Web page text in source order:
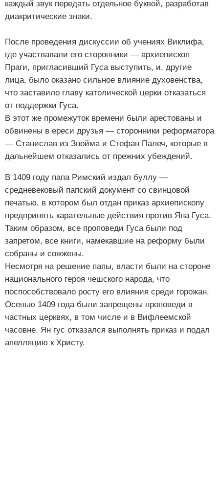
каждый звук передать отдельное буквой, разработав
диакритические знаки.
После проведения дискуссии об учениях Виклифа,
где участвавали его сторонники — архиепископ
Праги, пригласивший Гуса выступить, и, другие
лица, было оказано сильное влияние духовенства,
что заставило главу католической церки отказаться
от поддержки Гуса.
В этот же промежуток времени были арестованы и
обвинены в ереси друзья — сторонники реформатора
— Станислав из Знойма и Стефан Палеч, которые в
дальнейшем отказались от прежних убеждений.
В 1409 году папа Римский издал буллу —
средневековый папский документ со свинцовой
печатью, в котором был отдан приказ архиепископу
предпринять карательные действия против Яна Гуса.
Таким образом, все проповеди Гуса были под
запретом, все книги, намекавшие на реформу были
собраны и сожжены.
Несмотря на решение папы, власти были на стороне
национального героя чешского народа, что
поспособствовало росту его влияния среди горожан.
Осенью 1409 года были запрещены проповеди в
частных церквях, в том числе и в Вифлеемской
часовне. Ян гус отказался выполнять приказ и подал
апелляцию к Христу.